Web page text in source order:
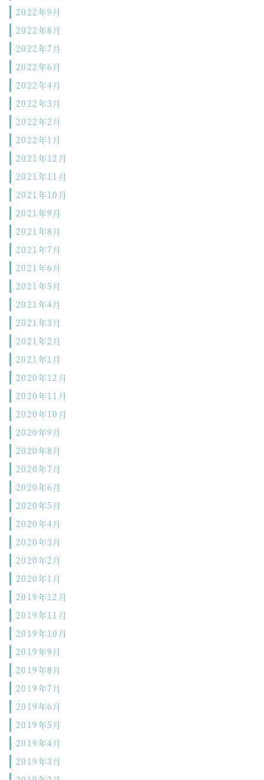
2022年9月
2022年8月
2022年7月
2022年6月
2022年4月
2022年3月
2022年2月
2022年1月
2021年12月
2021年11月
2021年10月
2021年9月
2021年8月
2021年7月
2021年6月
2021年5月
2021年4月
2021年3月
2021年2月
2021年1月
2020年12月
2020年11月
2020年10月
2020年9月
2020年8月
2020年7月
2020年6月
2020年5月
2020年4月
2020年3月
2020年2月
2020年1月
2019年12月
2019年11月
2019年10月
2019年9月
2019年8月
2019年7月
2019年6月
2019年5月
2019年4月
2019年3月